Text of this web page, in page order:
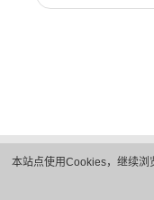
本站点使用Cookies，继续浏